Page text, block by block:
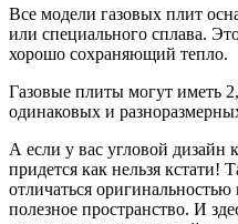
Все модели газовых плит
или специального сплава.
хорошо сохраняющий тепло.
Газовые плиты могут иметь 2,
одинаковых и
А если у вас угловой дизайн
придется как нельзя кстати!
отличаться
полезное пространство. И